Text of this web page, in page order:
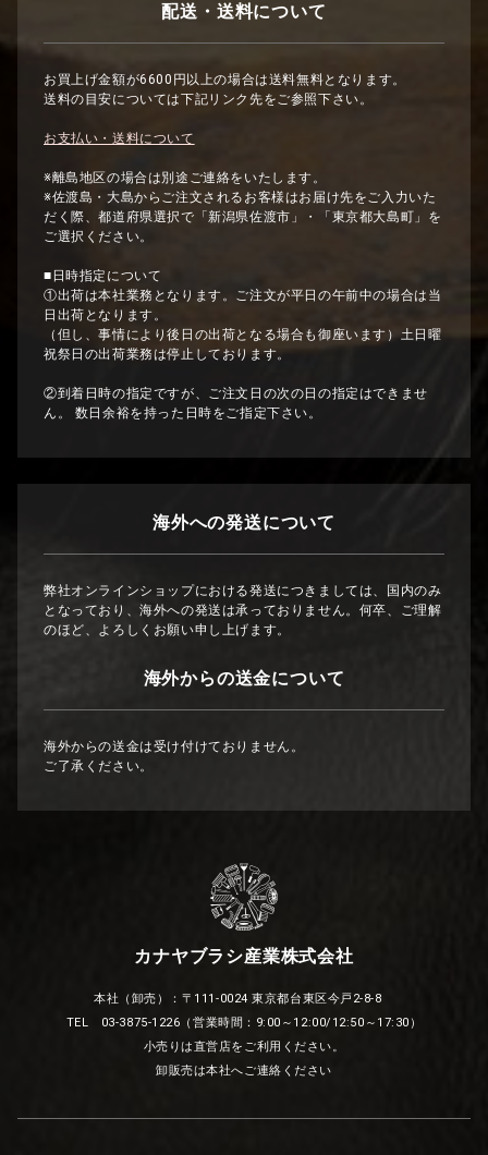
配送・送料について
お買上げ金額が6600円以上の場合は送料無料となります。
送料の目安については下記リンク先をご参照下さい。
お支払い・送料について
※離島地区の場合は別途ご連絡をいたします。
※佐渡島・大島からご注文されるお客様はお届け先をご入力いた
だく際、都道府県選択で「新潟県佐渡市」・「東京都大島町」を
ご選択ください。
■日時指定について
①出荷は本社業務となります。ご注文が平日の午前中の場合は当
日出荷となります。
（但し、事情により後日の出荷となる場合も御座います）土日曜
祝祭日の出荷業務は停止しております。
②到着日時の指定ですが、ご注文日の次の日の指定はできませ
ん。 数日余裕を持った日時をご指定下さい。
海外への発送について
弊社オンラインショップにおける発送につきましては、国内のみ
となっており、海外への発送は承っておりません。何卒、ご理解
のほど、よろしくお願い申し上げます。
海外からの送金について
海外からの送金は受け付けておりません。
ご了承ください。
カナヤブラシ産業株式会社
本社（卸売）：〒111-0024 東京都台東区今戸2-8-8
TEL 03-3875-1226（営業時間：9:00～12:00/12:50～17:30）
小売りは直営店をご利用ください。
卸販売は本社へご連絡ください